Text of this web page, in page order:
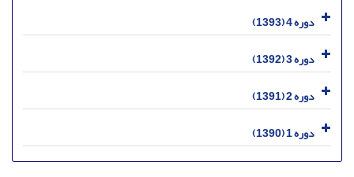
دوره 4 (1393)
دوره 3 (1392)
دوره 2 (1391)
دوره 1 (1390)